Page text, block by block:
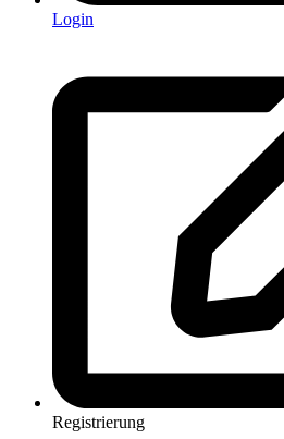
Login
Registrierung